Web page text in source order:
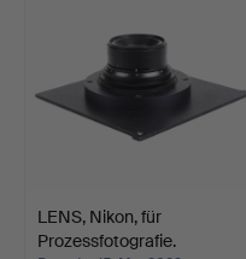
LENS, Nikon, für
Prozessfotografie.